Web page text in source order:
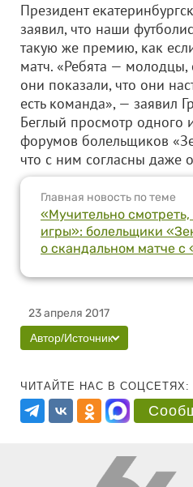
Президент
заявил, что наши
такую же премию, как
матч. «Ребята — молодцы,
они показали, что они
есть команда», — заявил
Беглый просмотр одного
форумов болельщиков
что с ним согласны даже
Главная новость по теме
«Мучительно смотреть,
игры»: болельщики
о скандальном матче с
23 апреля 2017
Автор/Источник
ЧИТАЙТЕ НАС В СОЦСЕТЯХ: